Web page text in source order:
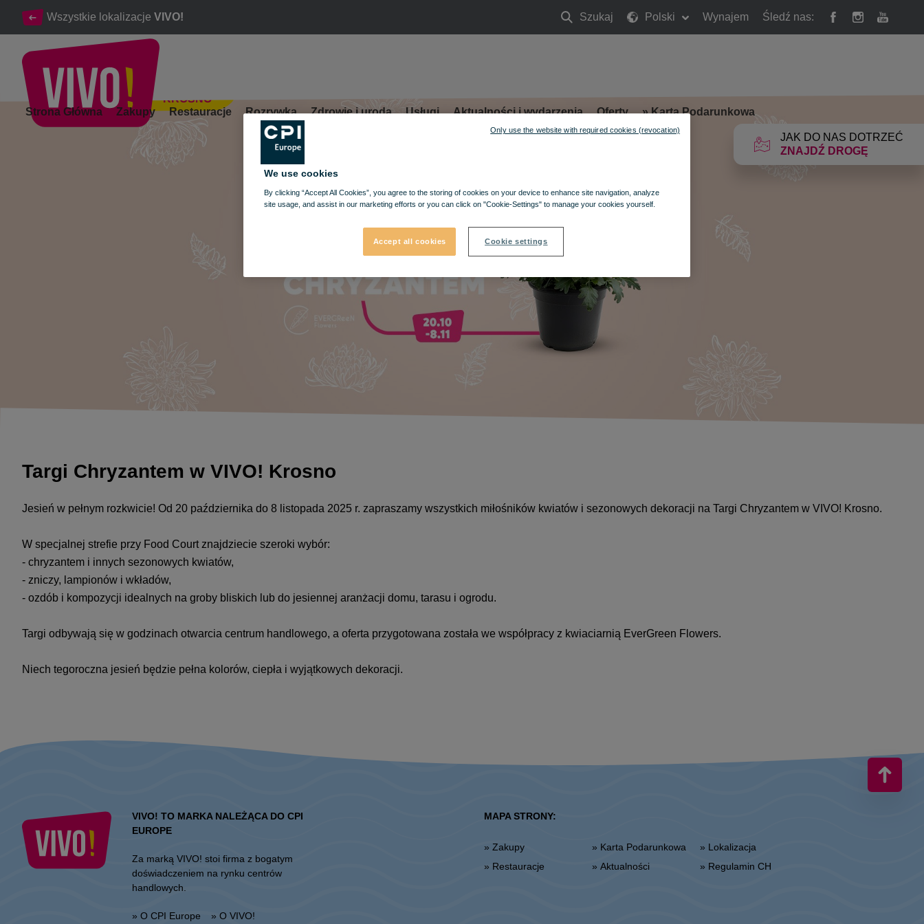
Wszystkie lokalizacje VIVO! Szukaj
Szukaj
Polski Wynajem Śledź nas:
JAK DO NAS DOTRZEĆ
ZNAJDŹ DROGĘ
KROSNO
Strona Główna Zakupy Restauracje Rozrywka Zdrowie i uroda Usługi Aktualności i wydarzenia Oferty »Karta Podarunkowa
Targi Chryzantem w VIVO! Krosno
Targi Chryzantem w VIVO! Krosno
Jesień w pełnym rozkwicie! Od 20 października do 8 listopada 2025 r. zapraszamy wszystkich miłośników kwiatów i sezonowych dekoracji na Targi Chryzantem w VIVO! Krosno.
W specjalnej strefie przy Food Court znajdziecie szeroki wybór:
- chryzantem i innych sezonowych kwiatów,
- zniczy, lampionów i wkładów,
- ozdób i kompozycji idealnych na groby bliskich lub do jesiennej aranżacji domu, tarasu i ogrodu.
Targi odbywają się w godzinach otwarcia centrum handlowego, a oferta przygotowana została we współpracy z kwiaciarnią EverGreen Flowers.
Niech tegoroczna jesień będzie pełna kolorów, ciepła i wyjątkowych dekoracji.
VIVO! TO MARKA NALEŻĄCA DO CPI
EUROPE
Za marką VIVO! stoi firma z bogatym
doświadczeniem na rynku centrów
handlowych.
» O CPI Europe » O VIVO!
MAPA STRONY:
» Zakupy
» Restauracje
» Karta Podarunkowa
» Aktualności
» Lokalizacja
» Regulamin CH
We use cookies
By clicking “Accept All Cookies”, you agree to the storing of cookies on your device to enhance site navigation, analyze
site usage, and assist in our marketing efforts or you can click on "Cookie-Settings" to manage your cookies yourself.
Accept all cookies Cookie settings
Only use the website with required cookies (revocation)